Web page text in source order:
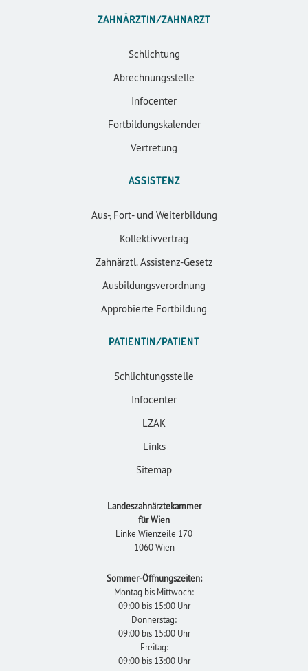
ZAHNÄRZTIN/ZAHNARZT
Schlichtung
Abrechnungsstelle
Infocenter
Fortbildungskalender
Vertretung
ASSISTENZ
Aus-, Fort- und Weiterbildung
Kollektivvertrag
Zahnärztl. Assistenz-Gesetz
Ausbildungsverordnung
Approbierte Fortbildung
PATIENTIN/PATIENT
Schlichtungsstelle
Infocenter
LZÄK
Links
Sitemap
Landeszahnärztekammer
für Wien
Linke Wienzeile 170
1060 Wien
Sommer-Öffnungszeiten:
Montag bis Mittwoch:
09:00 bis 15:00 Uhr
Donnerstag:
09:00 bis 15:00 Uhr
Freitag:
09:00 bis 13:00 Uhr